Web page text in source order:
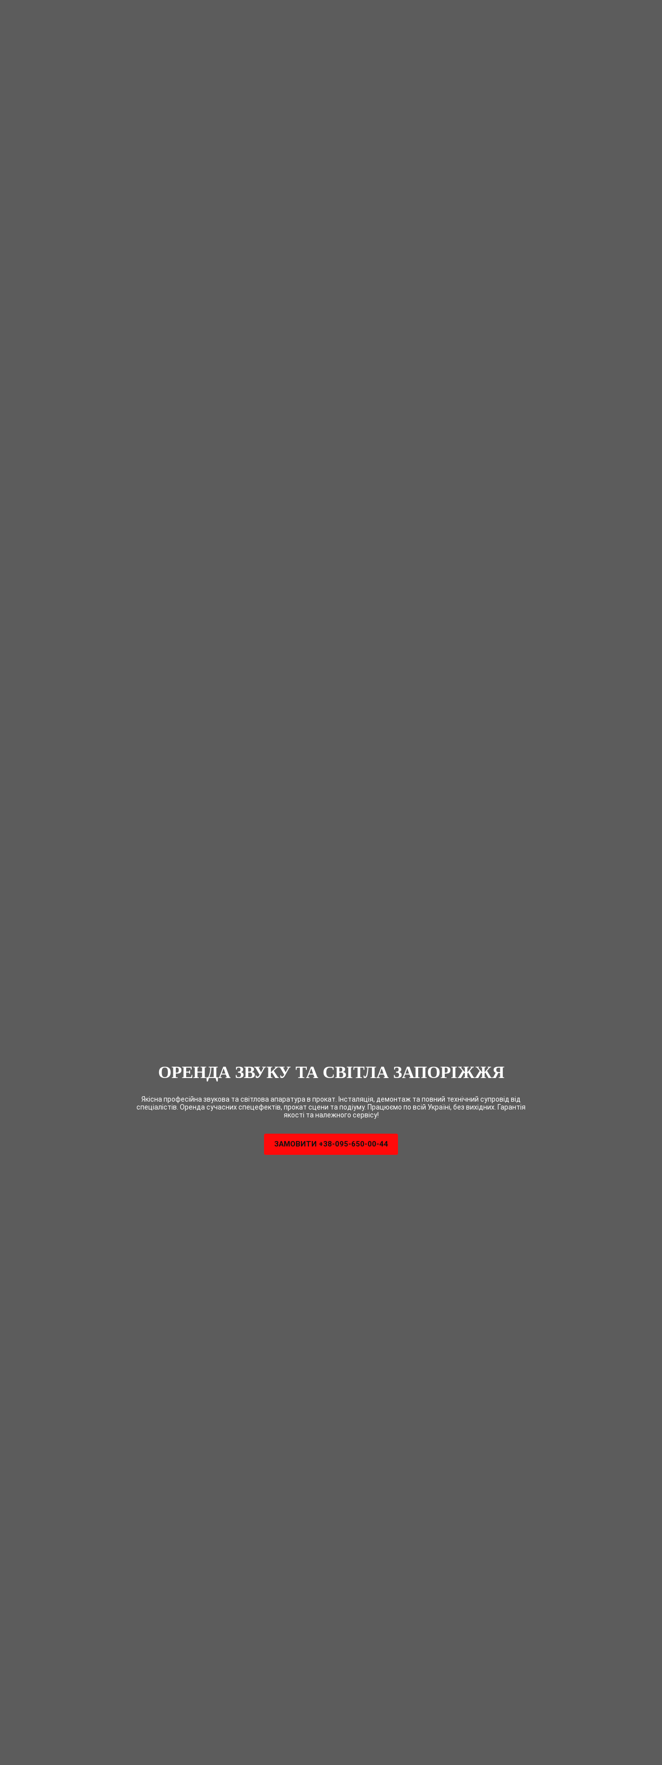
ОРЕНДА ЗВУКУ ТА СВІТЛА ЗАПОРІЖЖЯ
Якісна професійна звукова та світлова апаратура в прокат. Інсталяція, демонтаж та повний технічний супровід від
спеціалістів. Оренда сучасних спецефектів, прокат сцени та подіуму. Працюємо по всій Україні, без вихідних. Гарантія
якості та належного сервісу!
ЗАМОВИТИ +38-095-650-00-44